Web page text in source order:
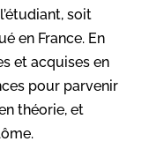
soit
en France. En
et acquises en
pour parvenir
théorie, et